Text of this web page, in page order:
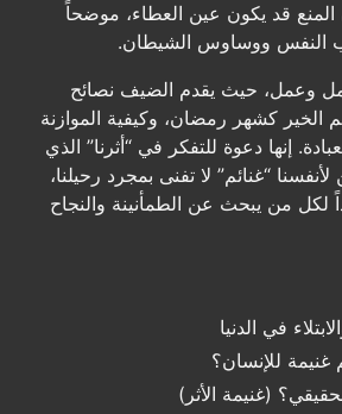
قد يكون عين العطاء، موضحاً
النفس ووساوس الشيطان.
وعمل، حيث يقدم الضيف نصائح
الخير كشهر رمضان، وكيفية الموازنة
إنها دعوة للتفكر في “أثرنا” الذي
“غنائم” لا تفنى بمجرد رحيلنا،
لكل من يبحث عن الطمأنينة والنجاح
في الدنيا
للإنسان؟
(غنيمة الأثر)